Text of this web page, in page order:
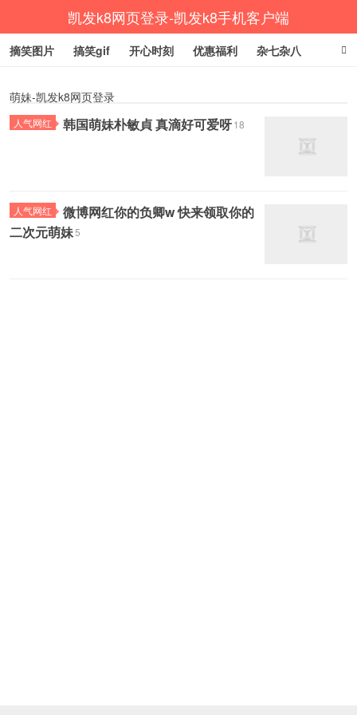
凯发k8网页登录-凯发k8手机客户端
摘笑图片 搞笑gif 开心时刻 优惠福利 杂七杂八
萌妹-凯发k8网页登录
人气网红 韩国萌妹朴敏貞 真滴好可爱呀18
人气网红
微博网红你的负卿w 快来领取你的
二次元萌妹5